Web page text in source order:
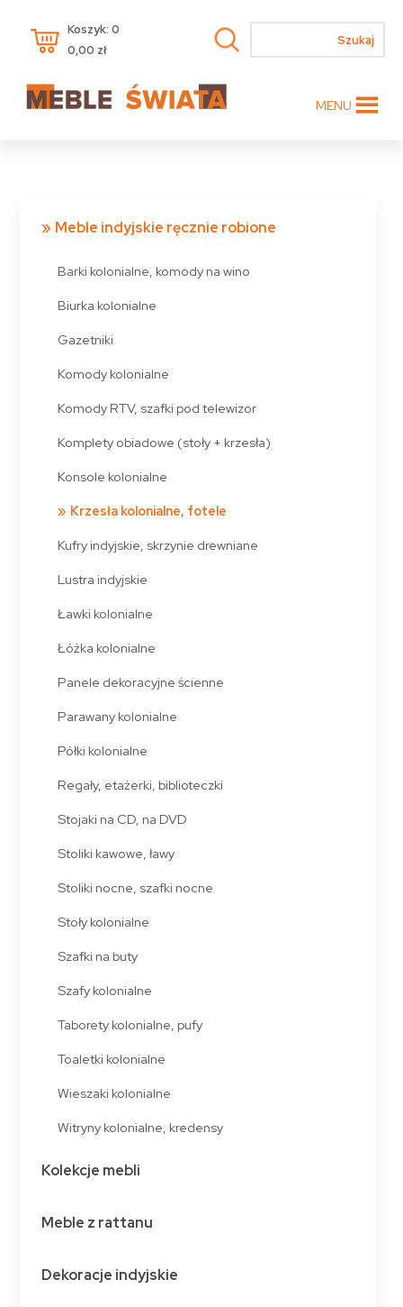
Koszyk: 0
0,00 zł
MENU
Meble indyjskie ręcznie robione
Barki kolonialne, komody na wino
Biurka kolonialne
Gazetniki
Komody kolonialne
Komody RTV, szafki pod telewizor
Komplety obiadowe (stoły + krzesła)
Konsole kolonialne
Krzesła kolonialne, fotele
Kufry indyjskie, skrzynie drewniane
Lustra indyjskie
Ławki kolonialne
Łóżka kolonialne
Panele dekoracyjne ścienne
Parawany kolonialne
Półki kolonialne
Regały, etażerki, biblioteczki
Stojaki na CD, na DVD
Stoliki kawowe, ławy
Stoliki nocne, szafki nocne
Stoły kolonialne
Szafki na buty
Szafy kolonialne
Taborety kolonialne, pufy
Toaletki kolonialne
Wieszaki kolonialne
Witryny kolonialne, kredensy
Kolekcje mebli
Meble z rattanu
Dekoracje indyjskie